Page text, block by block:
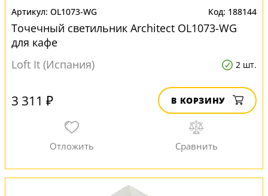
OL1073-WG 188144
Точечный светильник Architect OL1073-WG
для кафе
Loft It (Испания)
2 шт.
3 311 ₽ В КОРЗИНУ